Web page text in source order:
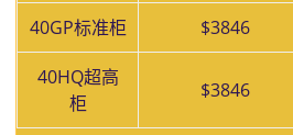
40GP标准柜 $3846
40HQ超高
柜
$3846